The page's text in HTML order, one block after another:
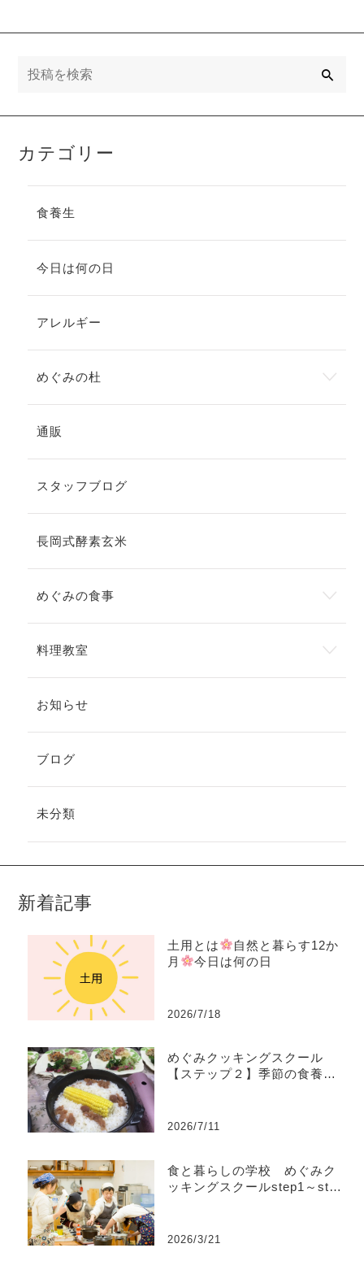
カテゴリー
食養生
今日は何の日
アレルギー
めぐみの杜
通販
スタッフブログ
長岡式酵素玄米
めぐみの食事
料理教室
お知らせ
ブログ
未分類
新着記事
土用とは
自然と暮らす12か
月
今日は何の日
2026/7/18
めぐみクッキングスクール
【ステップ２】季節の食養生
2026/7/11
食と暮らしの学校 めぐみク
ッキングスクールstep1～step
2026/3/21